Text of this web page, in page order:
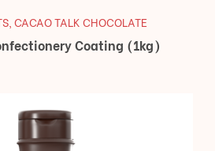
,CACAO TALK CHOCOLATE
Coating (1kg)